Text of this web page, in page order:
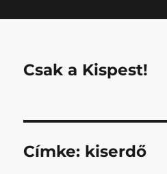
Csak a Kispest!
Címke: kiserdő